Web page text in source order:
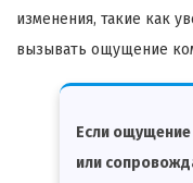
изменения, такие как
вызывать ощущение
Если ощущение
или